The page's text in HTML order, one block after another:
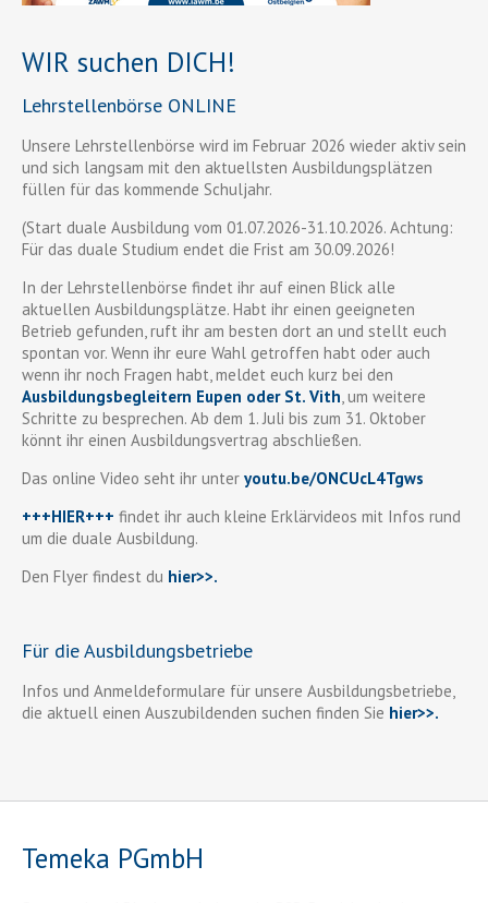
WIR suchen DICH!
Lehrstellenbörse ONLINE
Unsere Lehrstellenbörse wird im Februar 2026 wieder aktiv sein
und sich langsam mit den aktuellsten Ausbildungsplätzen
füllen für das kommende Schuljahr.
(Start duale Ausbildung vom 01.07.2026-31.10.2026. Achtung:
Für das duale Studium endet die Frist am 30.09.2026!
In der Lehrstellenbörse findet ihr auf einen Blick alle
aktuellen Ausbildungsplätze. Habt ihr einen geeigneten
Betrieb gefunden, ruft ihr am besten dort an und stellt euch
spontan vor. Wenn ihr eure Wahl getroffen habt oder auch
wenn ihr noch Fragen habt, meldet euch kurz bei den
Ausbildungsbegleitern Eupen oder St. Vith, um weitere
Schritte zu besprechen. Ab dem 1. Juli bis zum 31. Oktober
könnt ihr einen Ausbildungsvertrag abschließen.
Das online Video seht ihr unter youtu.be/ONCUcL4Tgws
+++HIER+++ findet ihr auch kleine Erklärvideos mit Infos rund
um die duale Ausbildung.
Den Flyer findest du hier>>.
Für die Ausbildungsbetriebe
Infos und Anmeldeformulare für unsere Ausbildungsbetriebe,
die aktuell einen Auszubildenden suchen finden Sie hier>>.
Temeka PGmbH